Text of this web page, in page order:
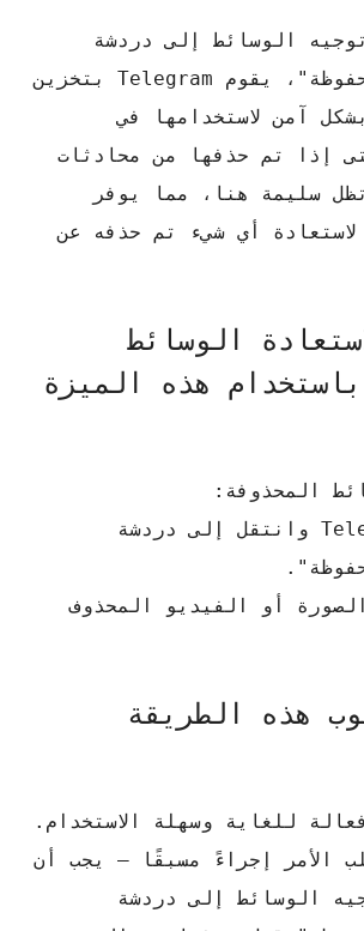
الوسائط إلى دردشة
"الرسائل المحفوظة"، يقوم Telegram بتخزين
آمن لاستخدامها في
إذا تم حذفها من محادثات
سليمة هنا، مما يوفر
أي شيء تم حذفه عن
الوسائط
هذه الميزة
المحذوفة:
1. افتح Telegram وانتقل إلى دردشة
أو الفيديو المحذوف
هذه الطريقة
للغاية وسهلة الاستخدام.
الأمر إجراءً مسبقًا — يجب أن
الوسائط إلى دردشة